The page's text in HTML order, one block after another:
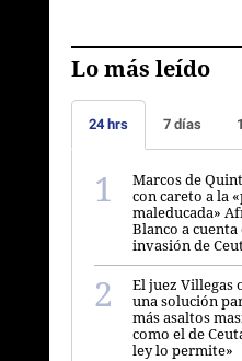
Lo más leído
24 hrs 7 días
Marcos de
con careto a la
maleducada»
Blanco a cuenta
invasión de
El juez Villegas
una solución
más asaltos
como el de
ley lo permite»